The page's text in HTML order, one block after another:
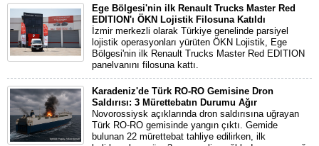
Ege Bölgesi'nin ilk Renault Trucks Master Red
EDITION'ı ÖKN Lojistik Filosuna Katıldı
İzmir merkezli olarak Türkiye genelinde parsiyel
lojistik operasyonları yürüten ÖKN Lojistik, Ege
Bölgesi'nin ilk Renault Trucks Master Red EDITION
panelvanını filosuna kattı.
Karadeniz'de Türk RO-RO Gemisine Dron
Saldırısı: 3 Mürettebatın Durumu Ağır
Novorossiysk açıklarında dron saldırısına uğrayan
Türk RO-RO gemisinde yangın çıktı. Gemide
bulunan 22 mürettebat tahliye edilirken, ilk